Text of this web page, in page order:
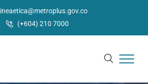
lineaetica@metroplus.gov.co
(+604) 210 7000